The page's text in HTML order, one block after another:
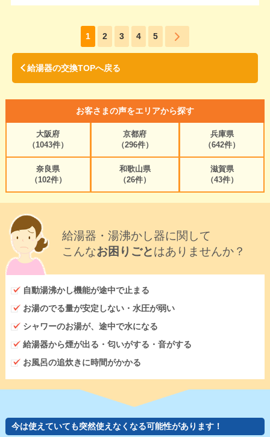
1 2 3 4 5
給湯器の交換TOPへ戻る
お客さまの声をエリアから探す
大阪府
（1043件）
京都府
（296件）
兵庫県
（642件）
奈良県
（102件）
和歌山県
（26件）
滋賀県
（43件）
給湯器・湯沸かし器に関して
こんなお困りごとはありませんか？
自動湯沸かし機能が途中で止まる
お湯のでる量が安定しない・水圧が弱い
シャワーのお湯が、途中で水になる
給湯器から煙が出る・匂いがする・音がする
お風呂の追炊きに時間がかかる
今は使えていても突然使えなくなる可能性があります！